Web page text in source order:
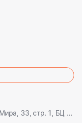
г. Москва, м. Проспект Мира, пр-кт Мира, 33, стр. 1, БЦ Олимпик плаза